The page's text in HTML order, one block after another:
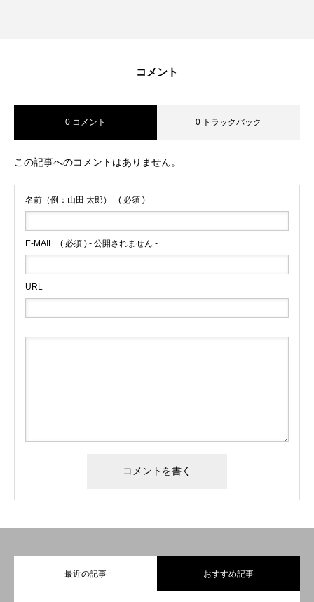
体験入社のご案内
リモート面接について
個人情報保護方針
お問合せ
コメント
0 コメント 0 トラックバック
この記事へのコメントはありません。
名前（例：山田 太郎） ( 必須 )
E-MAIL ( 必須 ) - 公開されません -
URL
最近の記事 おすすめ記事